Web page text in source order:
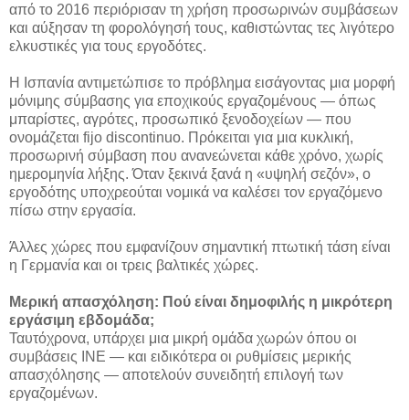
από το 2016 περιόρισαν τη χρήση προσωρινών συμβάσεων
και αύξησαν τη φορολόγησή τους, καθιστώντας τες λιγότερο
ελκυστικές για τους εργοδότες.
Η Ισπανία αντιμετώπισε το πρόβλημα εισάγοντας μια μορφή
μόνιμης σύμβασης για εποχικούς εργαζομένους — όπως
μπαρίστες, αγρότες, προσωπικό ξενοδοχείων — που
ονομάζεται fijo discontinuo. Πρόκειται για μια κυκλική,
προσωρινή σύμβαση που ανανεώνεται κάθε χρόνο, χωρίς
ημερομηνία λήξης. Όταν ξεκινά ξανά η «υψηλή σεζόν», ο
εργοδότης υποχρεούται νομικά να καλέσει τον εργαζόμενο
πίσω στην εργασία.
Άλλες χώρες που εμφανίζουν σημαντική πτωτική τάση είναι
η Γερμανία και οι τρεις βαλτικές χώρες.
Μερική απασχόληση: Πού είναι δημοφιλής η μικρότερη
εργάσιμη εβδομάδα;
Ταυτόχρονα, υπάρχει μια μικρή ομάδα χωρών όπου οι
συμβάσεις INE — και ειδικότερα οι ρυθμίσεις μερικής
απασχόλησης — αποτελούν συνειδητή επιλογή των
εργαζομένων.